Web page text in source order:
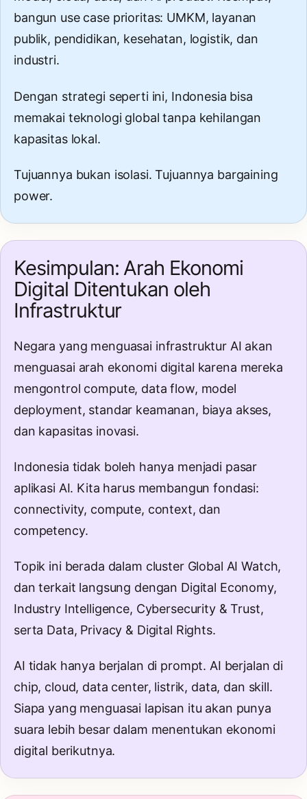
bangun use case prioritas: UMKM, layanan
publik, pendidikan, kesehatan, logistik, dan
industri.
Dengan strategi seperti ini, Indonesia bisa
memakai teknologi global tanpa kehilangan
kapasitas lokal.
Tujuannya bukan isolasi. Tujuannya bargaining
power.
Kesimpulan: Arah Ekonomi
Digital Ditentukan oleh
Infrastruktur
Negara yang menguasai infrastruktur AI akan
menguasai arah ekonomi digital karena mereka
mengontrol compute, data flow, model
deployment, standar keamanan, biaya akses,
dan kapasitas inovasi.
Indonesia tidak boleh hanya menjadi pasar
aplikasi AI. Kita harus membangun fondasi:
connectivity, compute, context, dan
competency.
Topik ini berada dalam cluster Global AI Watch,
dan terkait langsung dengan Digital Economy,
Industry Intelligence, Cybersecurity & Trust,
serta Data, Privacy & Digital Rights.
AI tidak hanya berjalan di prompt. AI berjalan di
chip, cloud, data center, listrik, data, dan skill.
Siapa yang menguasai lapisan itu akan punya
suara lebih besar dalam menentukan ekonomi
digital berikutnya.